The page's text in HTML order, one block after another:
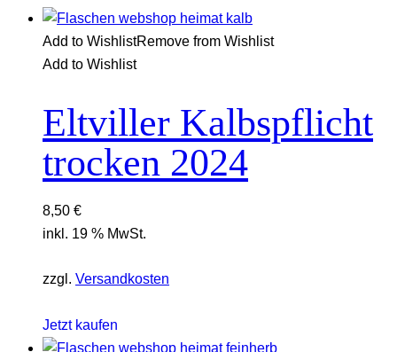
Add to WishlistRemove from Wishlist
Add to Wishlist
Eltviller Kalbspflicht
trocken 2024
8,50 €
inkl. 19 % MwSt.
zzgl. Versandkosten
Jetzt kaufen